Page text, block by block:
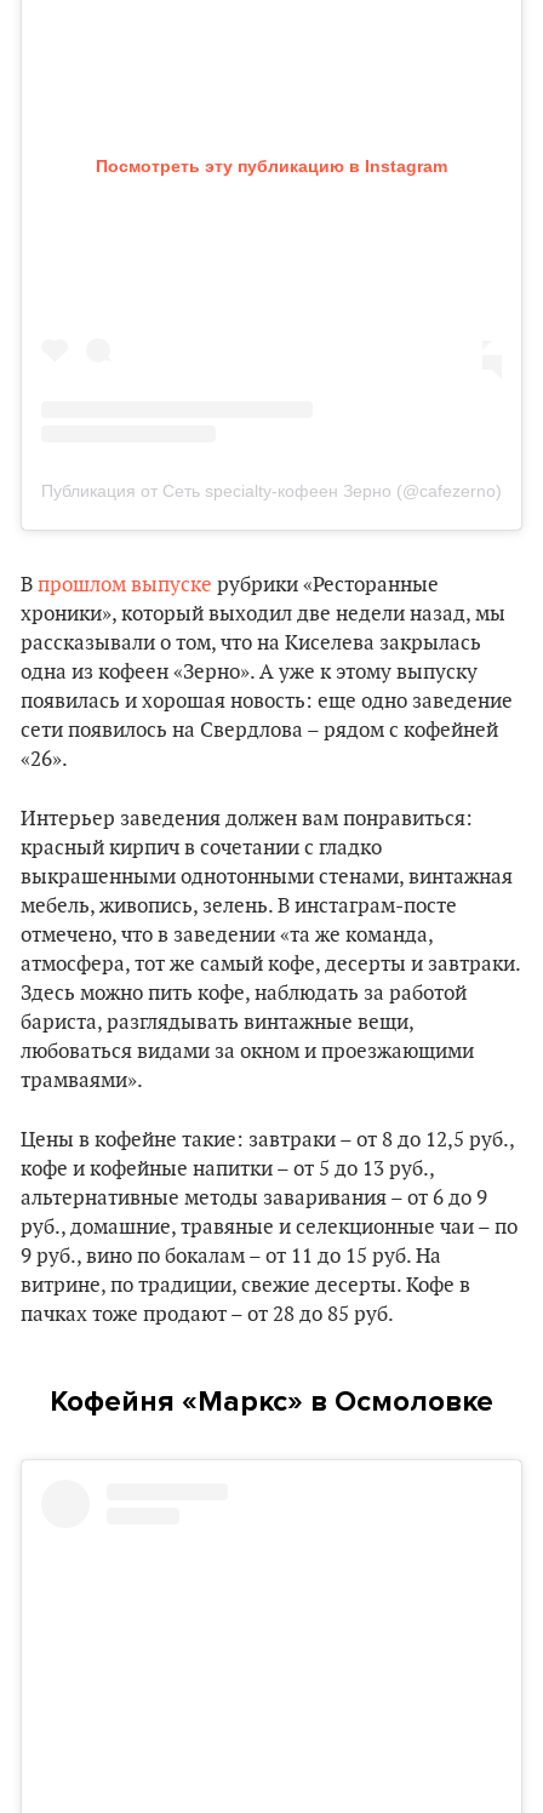
Посмотреть эту публикацию в Instagram
Публикация от Сеть specialty-кофеен Зерно (@cafezerno)
В прошлом выпуске рубрики «Ресторанные
хроники», который выходил две недели назад, мы
рассказывали о том, что на Киселева закрылась
одна из кофеен «Зерно». А уже к этому выпуску
появилась и хорошая новость: еще одно заведение
сети появилось на Свердлова – рядом с кофейней
«26».
Интерьер заведения должен вам понравиться:
красный кирпич в сочетании с гладко
выкрашенными однотонными стенами, винтажная
мебель, живопись, зелень. В инстаграм-посте
отмечено, что в заведении «та же команда,
атмосфера, тот же самый кофе, десерты и завтраки.
Здесь можно пить кофе, наблюдать за работой
бариста, разглядывать винтажные вещи,
любоваться видами за окном и проезжающими
трамваями».
Цены в кофейне такие: завтраки – от 8 до 12,5 руб.,
кофе и кофейные напитки – от 5 до 13 руб.,
альтернативные методы заваривания – от 6 до 9
руб., домашние, травяные и селекционные чаи – по
9 руб., вино по бокалам – от 11 до 15 руб. На
витрине, по традиции, свежие десерты. Кофе в
пачках тоже продают – от 28 до 85 руб.
Кофейня «Маркс» в Осмоловке